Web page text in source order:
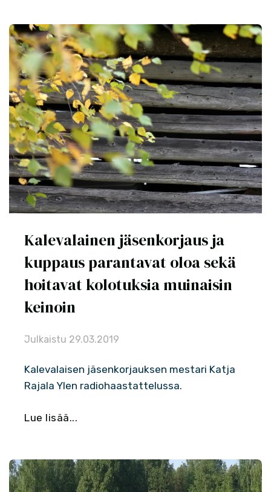
Kalevalainen jäsenkorjaus ja
kuppaus parantavat oloa sekä
hoitavat kolotuksia muinaisin
keinoin
Julkaistu 29.03.2019
Kalevalaisen jäsenkorjauksen mestari Katja
Rajala Ylen radiohaastattelussa.
Lue lisää...